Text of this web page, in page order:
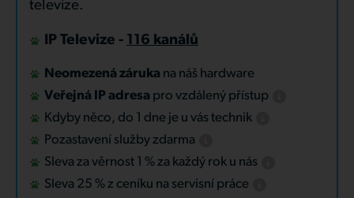
televize.
IP Televize - 116 kanálů
Neomezená záruka na náš hardware
Veřejná IP adresa pro vzdálený přístup
Kdyby něco, do 1 dne je u vás technik
Pozastavení služby zdarma
Sleva za věrnost 1 % za každý rok u nás
Sleva 25 % z ceníku na servisní práce